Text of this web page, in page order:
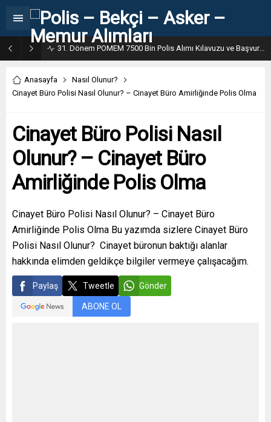
31. Dönem POMEM 7500 Bin Polis Alımı Kılavuzu ve Başvuru Ekranı
Anasayfa
Nasıl Olunur?
Cinayet Büro Polisi Nasıl Olunur? – Cinayet Büro Amirliğinde Polis Olma
Cinayet Büro Polisi Nasıl
Olunur? – Cinayet Büro
Amirliğinde Polis Olma
Cinayet Büro Polisi Nasıl Olunur? – Cinayet Büro
Amirliğinde Polis Olma Bu yazımda sizlere Cinayet Büro
Polisi Nasıl Olunur? Cinayet büronun baktığı alanlar
hakkında elimden geldikçe bilgiler vermeye çalışacağım.
Paylaş Tweetle Gönder
ABONE OL